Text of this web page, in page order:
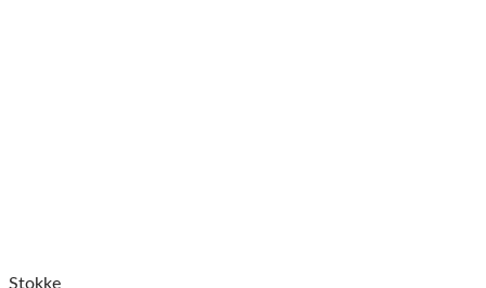
Stokke